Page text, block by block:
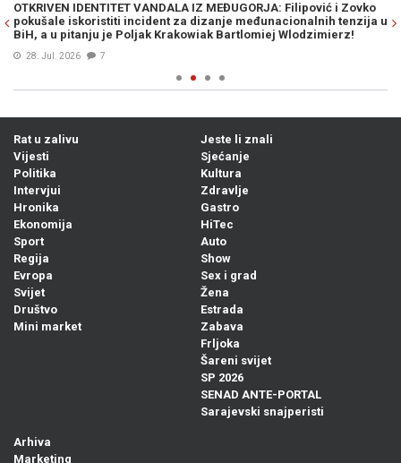
OTKRIVEN IDENTITET VANDALA IZ MEĐUGORJA: Filipović i Zovko
pokušale iskoristiti incident za dizanje međunacionalnih tenzija u
BiH, a u pitanju je Poljak Krakowiak Bartlomiej Wlodzimierz!
28. Jul. 2026 7
Rat u zalivu
Vijesti
Politika
Intervjui
Hronika
Ekonomija
Sport
Regija
Evropa
Svijet
Društvo
Mini market
Jeste li znali
Sjećanje
Kultura
Zdravlje
Gastro
HiTec
Auto
Show
Sex i grad
Žena
Estrada
Zabava
Frljoka
Šareni svijet
SP 2026
SENAD ANTE-PORTAL
Sarajevski snajperisti
Arhiva
Marketing